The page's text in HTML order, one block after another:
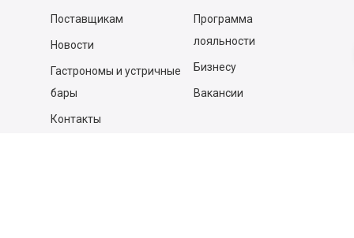
Поставщикам
Новости
Гастрономы и устричные
бары
Контакты
Программа
лояльности
Бизнесу
Вакансии